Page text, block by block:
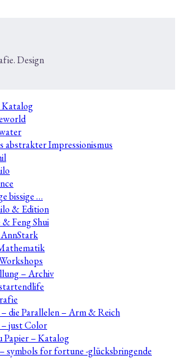
Design
Katalog
abstrakter Impressionismus
bissige …
& Edition
Feng Shui
– Archiv
die Parallelen – Arm & Reich
just Color
Papier – Katalog
symbols for fortune -glücksbringende